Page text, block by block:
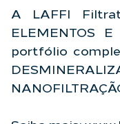
A LAFFI
ELEMENTOS
portfólio